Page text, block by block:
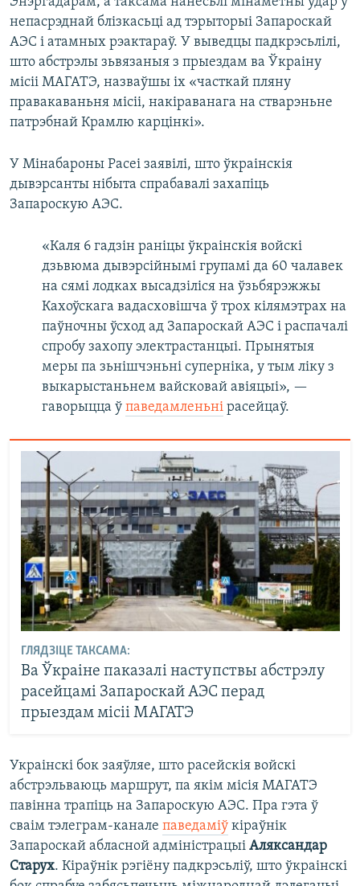
непасрэднай блізкасьці ад тэрыторыі Запароскай
АЭС і атамных рэактараў. У выведцы падкрэсьлілі,
што абстрэлы зьвязаныя з прыездам ва Ўкраіну
місіі МАГАТЭ, назваўшы іх «часткай пляну
правакаваньня місіі, накіраванага на стварэньне
патрэбнай Крамлю карцінкі».
У Мінабароны Расеі заявілі, што ўкраінскія
дывэрсанты нібыта спрабавалі захапіць
Запароскую АЭС.
«Каля 6 гадзін раніцы ўкраінскія войскі
дзьвюма дывэрсійнымі групамі да 60 чалавек
на сямі лодках высадзіліся на ўзьбярэжжы
Кахоўскага вадасховішча ў трох кілямэтрах на
паўночны ўсход ад Запароскай АЭС і распачалі
спробу захопу электрастанцыі. Прынятыя
меры па зьнішчэньні суперніка, у тым ліку з
выкарыстаньнем вайсковай авіяцыі», —
гаворыцца ў паведамленьні расейцаў.
ГЛЯДЗІЦЕ ТАКСАМА:
Ва Ўкраіне паказалі наступствы абстрэлу
расейцамі Запароскай АЭС перад
прыездам місіі МАГАТЭ
Украінскі бок заяўляе, што расейскія войскі
абстрэльваюць маршрут, па якім місія МАГАТЭ
павінна трапіць на Запароскую АЭС. Пра гэта ў
сваім тэлеграм-канале паведаміў кіраўнік
Запароскай абласной адміністрацыі Аляксандар
Старух. Кіраўнік рэгіёну падкрэсьліў, што ўкраінскі